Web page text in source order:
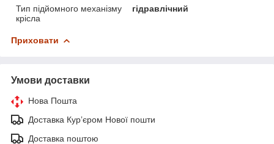
Тип підйомного механізму
крісла
гідравлічний
Приховати
Умови доставки
Нова Пошта
Доставка Курʼєром Нової пошти
Доставка поштою